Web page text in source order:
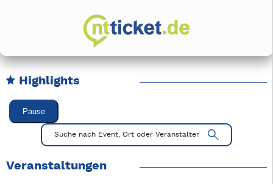
Highlights
Karussell Veranstaltungen überspringen
Pause
Mit Tab zu den Steuerelementen wechseln. Mit Pfeiltasten
Suche nach Event, Ort oder Veranstalter
Veranstaltungen